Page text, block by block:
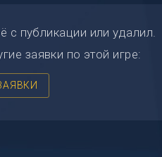
с публикации или удалил.
заявки по этой игре: